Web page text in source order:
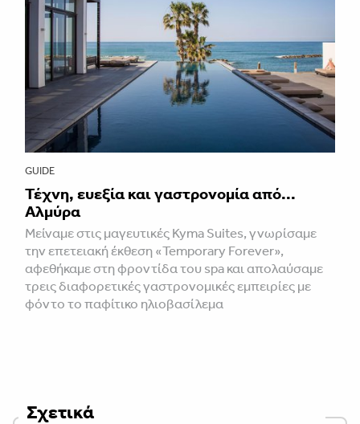
GUIDE
Τέχνη, ευεξία και γαστρονομία από...
Αλμύρα
Μείναμε στις μαγευτικές Kyma Suites, γνωρίσαμε
την επετειακή έκθεση «Temporary Forever»,
αφεθήκαμε στη φροντίδα του spa και απολαύσαμε
τρεις διαφορετικές γαστρονομικές εμπειρίες με
φόντο το παφίτικο ηλιοβασίλεμα
Σχετικά